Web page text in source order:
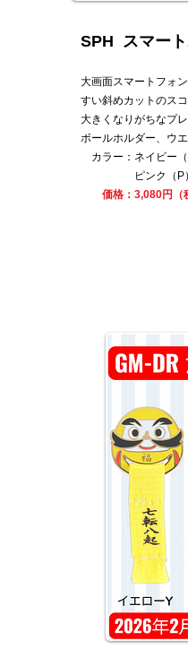
SPH スマー
大画面スマートフォ
すい斜めカットのス
大きくなりがちなプ
ボールホルダー、ウ
カラー：ネイビー（
ピンク（P）
価格：3,080円